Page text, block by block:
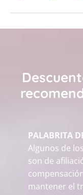
PALABRITA
Algunos de
son de
mantener el